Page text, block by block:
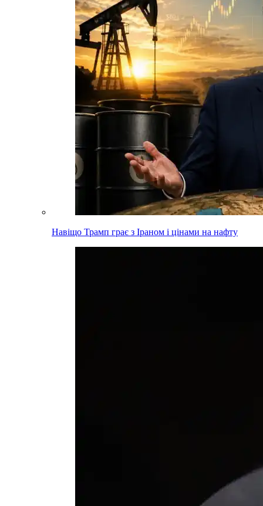
Навіщо Трамп грає з Іраном і цінами на нафту